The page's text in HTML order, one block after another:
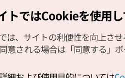
Organization All Rights Reserved.
公式メール
トではCookieを使用し
は、サイトの利便性を向上させ
意される場合は「同意する」ボ